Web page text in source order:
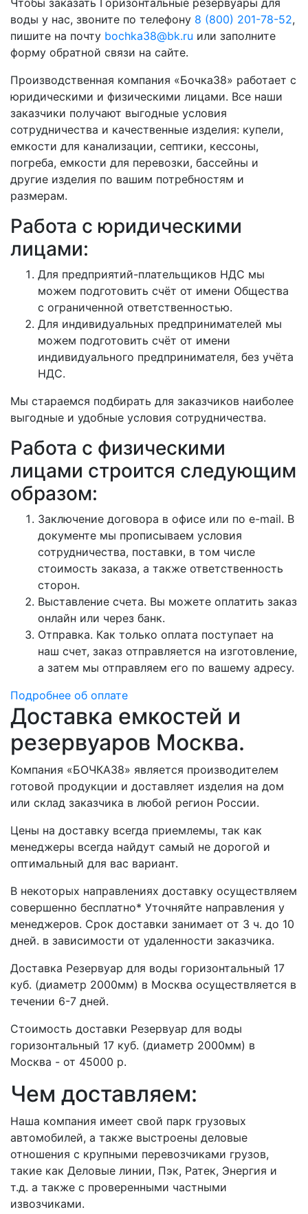
Чтобы заказать Горизонтальные резервуары для
воды у нас, звоните по телефону 8 (800) 201-78-52,
пишите на почту bochka38@bk.ru или заполните
форму обратной связи на сайте.
Производственная компания «Бочка38» работает с
юридическими и физическими лицами. Все наши
заказчики получают выгодные условия
сотрудничества и качественные изделия: купели,
емкости для канализации, септики, кессоны,
погреба, емкости для перевозки, бассейны и
другие изделия по вашим потребностям и
размерам.
Работа с юридическими
лицами:
Для предприятий-плательщиков НДС мы
можем подготовить счёт от имени Общества
с ограниченной ответственностью.
Для индивидуальных предпринимателей мы
можем подготовить счёт от имени
индивидуального предпринимателя, без учёта
НДС.
Мы стараемся подбирать для заказчиков наиболее
выгодные и удобные условия сотрудничества.
Работа с физическими
лицами строится следующим
образом:
Заключение договора в офисе или по e-mail. В
документе мы прописываем условия
сотрудничества, поставки, в том числе
стоимость заказа, а также ответственность
сторон.
Выставление счета. Вы можете оплатить заказ
онлайн или через банк.
Отправка. Как только оплата поступает на
наш счет, заказ отправляется на изготовление,
а затем мы отправляем его по вашему адресу.
Подробнее об оплате
Доставка емкостей и
резервуаров Москва.
Компания «БОЧКА38» является производителем
готовой продукции и доставляет изделия на дом
или склад заказчика в любой регион России.
Цены на доставку всегда приемлемы, так как
менеджеры всегда найдут самый не дорогой и
оптимальный для вас вариант.
В некоторых направлениях доставку осуществляем
совершенно бесплатно* Уточняйте направления у
менеджеров. Срок доставки занимает от 3 ч. до 10
дней. в зависимости от удаленности заказчика.
Доставка Резервуар для воды горизонтальный 17
куб. (диаметр 2000мм) в Москва осуществляется в
течении 6-7 дней.
Стоимость доставки Резервуар для воды
горизонтальный 17 куб. (диаметр 2000мм) в
Москва - от 45000 р.
Чем доставляем:
Наша компания имеет свой парк грузовых
автомобилей, а также выстроены деловые
отношения с крупными перевозчиками грузов,
такие как Деловые линии, Пэк, Ратек, Энергия и
т.д. а также с проверенными частными
извозчиками.